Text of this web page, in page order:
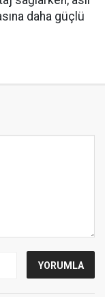
daha güçlü